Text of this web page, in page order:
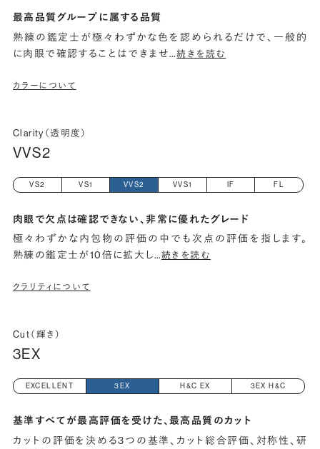
最高品質グループに属する品質
熟練の鑑定士が極々わずかな色を認められるだけで、一般的
に肉眼で確認することはできませ…続きを読む
カラーについて
Clarity（透明度）
VVS2
VS2 VS1 VVS2 VVS1 IF FL
肉眼で欠点は確認できない、非常に優れたグレード
極々わずかな内包物の評価の中でも次点の評価を指します。
熟練の鑑定士が10倍に拡大し…続きを読む
クラリティについて
Cut（輝き）
3EX
EXCELLENT 3EX H&C EX 3EX H&C
基準すべてが最高評価を受けた、最高品質のカット
カットの評価を決める3つの基準、カット総合評価、対称性、研